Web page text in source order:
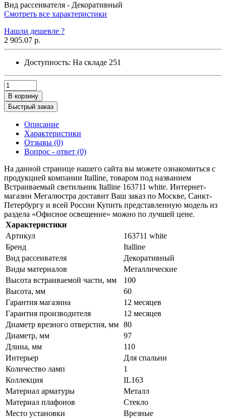
Вид рассеивателя - Декоративный
Смотреть все характеристики
Нашли дешевле ?
2 905.07 р.
Доступность: На складе 251
В корзину
Быстрый заказ
Описание
Характеристики
Отзывы (0)
Вопрос - ответ (0)
На данной странице нашего сайта вы можете ознакомиться с
продукцией компании Italline, товаром под названием
Встраиваемый светильник Italline 163711 white. Интернет-
магазин Мегалюстра доставит Ваш заказ по Москве, Санкт-
Петербургу и всей России Купить представленную модель из
раздела «Офисное освещение» можно по лучшей цене.
Характеристики
Артикул
163711 white
Бренд
Italline
Вид рассеивателя
Декоративный
Виды материалов
Металлические
Высота встраиваемой части, мм
100
Высота, мм
60
Гарантия магазина
12 месяцев
Гарантия производителя
12 месяцев
Диаметр врезного отверстия, мм 80
Диаметр, мм
97
Длина, мм
110
Интерьер
Для спальни
Количество ламп
1
Коллекция
IL163
Материал арматуры
Металл
Материал плафонов
Стекло
Место установки
Врезные